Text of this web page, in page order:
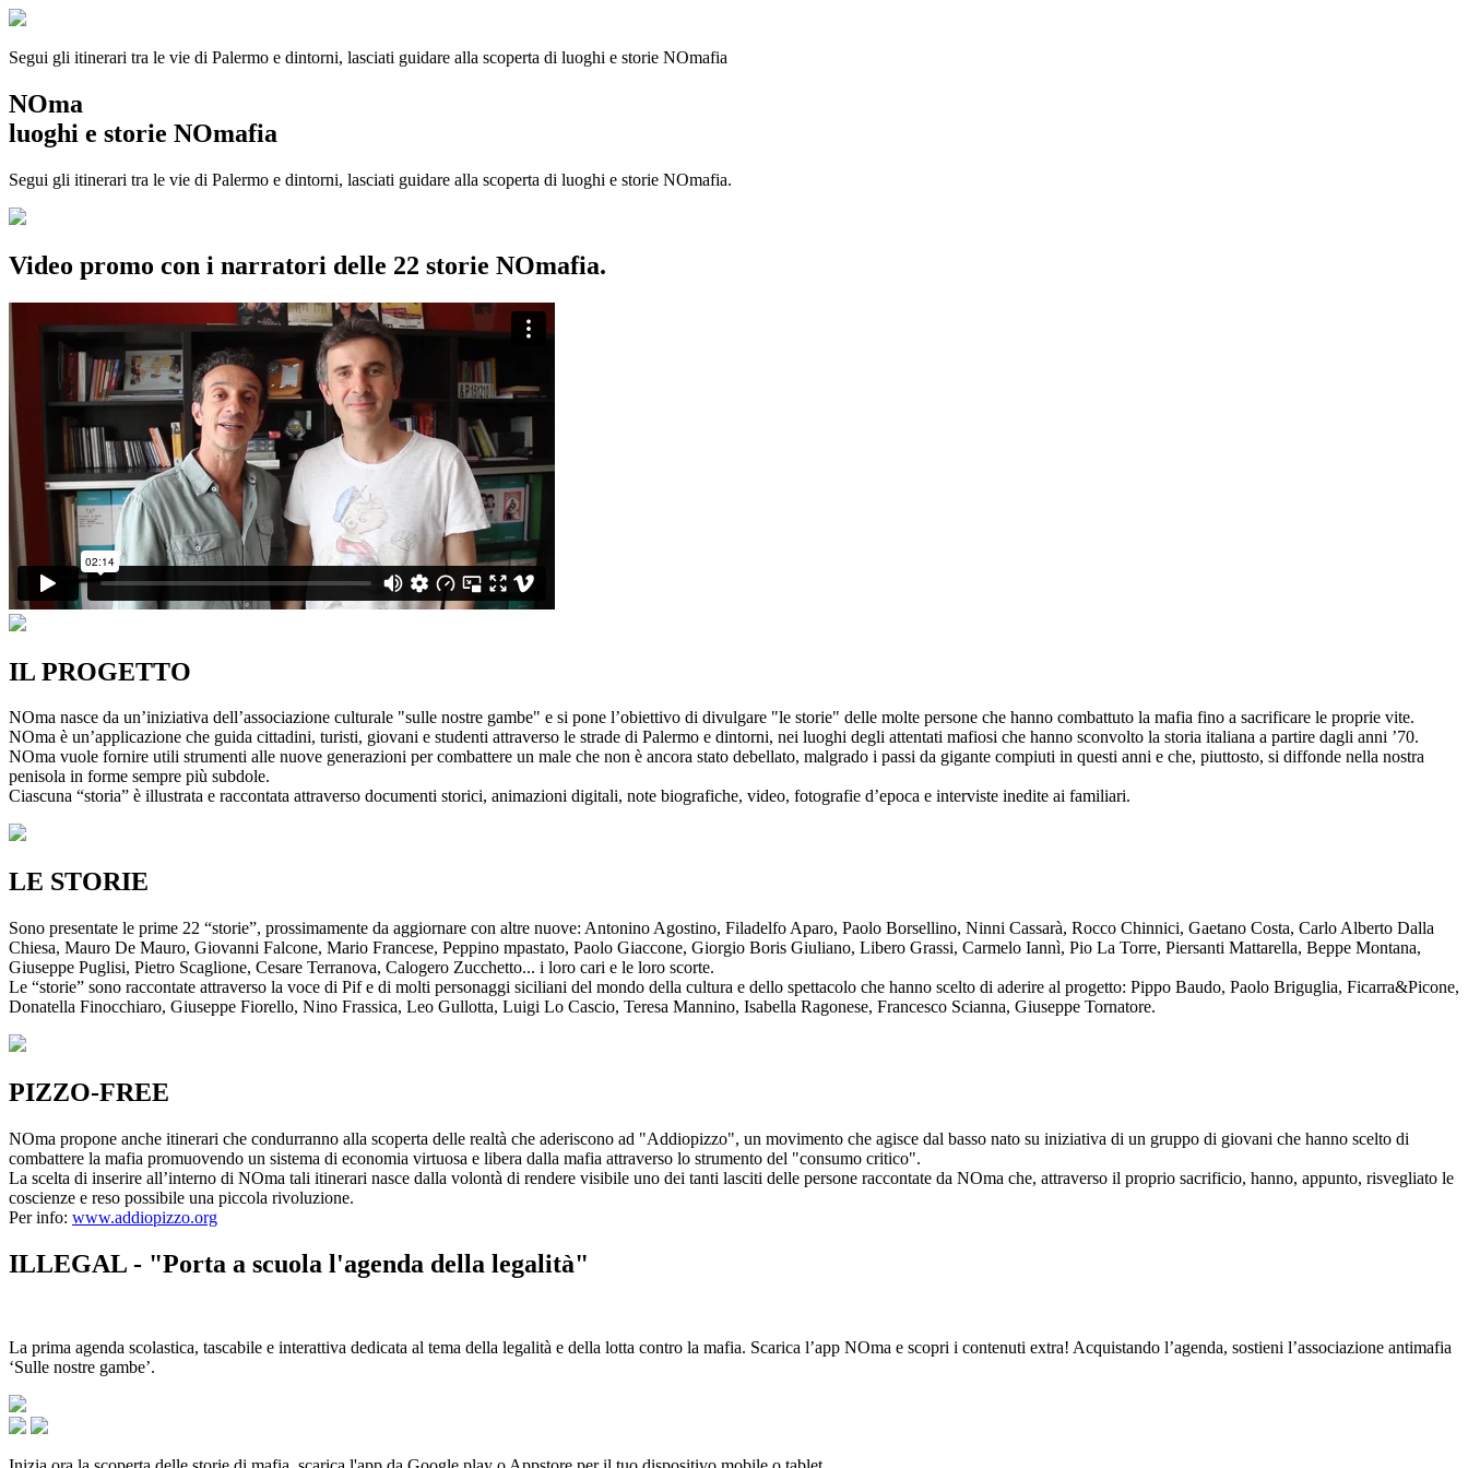
Segui gli itinerari tra le vie di Palermo e dintorni, lasciati guidare alla scoperta di luoghi e storie NOmafia
NOma
luoghi e storie NOmafia
Segui gli itinerari tra le vie di Palermo e dintorni, lasciati guidare alla scoperta di luoghi e storie NOmafia.
Video promo con i narratori delle 22 storie NOmafia.
IL PROGETTO
NOma nasce da un’iniziativa dell’associazione culturale "sulle nostre gambe" e si pone l’obiettivo di divulgare "le storie" delle molte persone che hanno combattuto la mafia fino a sacrificare le proprie vite.
NOma è un’applicazione che guida cittadini, turisti, giovani e studenti attraverso le strade di Palermo e dintorni, nei luoghi degli attentati mafiosi che hanno sconvolto la storia italiana a partire dagli anni ’70.
NOma vuole fornire utili strumenti alle nuove generazioni per combattere un male che non è ancora stato debellato, malgrado i passi da gigante compiuti in questi anni e che, piuttosto, si diffonde nella nostra
penisola in forme sempre più subdole.
Ciascuna “storia” è illustrata e raccontata attraverso documenti storici, animazioni digitali, note biografiche, video, fotografie d’epoca e interviste inedite ai familiari.
LE STORIE
Sono presentate le prime 22 “storie”, prossimamente da aggiornare con altre nuove: Antonino Agostino, Filadelfo Aparo, Paolo Borsellino, Ninni Cassarà, Rocco Chinnici, Gaetano Costa, Carlo Alberto Dalla
Chiesa, Mauro De Mauro, Giovanni Falcone, Mario Francese, Peppino mpastato, Paolo Giaccone, Giorgio Boris Giuliano, Libero Grassi, Carmelo Iannì, Pio La Torre, Piersanti Mattarella, Beppe Montana,
Giuseppe Puglisi, Pietro Scaglione, Cesare Terranova, Calogero Zucchetto... i loro cari e le loro scorte.
Le “storie” sono raccontate attraverso la voce di Pif e di molti personaggi siciliani del mondo della cultura e dello spettacolo che hanno scelto di aderire al progetto: Pippo Baudo, Paolo Briguglia, Ficarra&Picone,
Donatella Finocchiaro, Giuseppe Fiorello, Nino Frassica, Leo Gullotta, Luigi Lo Cascio, Teresa Mannino, Isabella Ragonese, Francesco Scianna, Giuseppe Tornatore.
PIZZO-FREE
NOma propone anche itinerari che condurranno alla scoperta delle realtà che aderiscono ad "Addiopizzo", un movimento che agisce dal basso nato su iniziativa di un gruppo di giovani che hanno scelto di
combattere la mafia promuovendo un sistema di economia virtuosa e libera dalla mafia attraverso lo strumento del "consumo critico".
La scelta di inserire all’interno di NOma tali itinerari nasce dalla volontà di rendere visibile uno dei tanti lasciti delle persone raccontate da NOma che, attraverso il proprio sacrificio, hanno, appunto, risvegliato le
coscienze e reso possibile una piccola rivoluzione.
Per info: www.addiopizzo.org
ILLEGAL - "Porta a scuola l'agenda della legalità"
La prima agenda scolastica, tascabile e interattiva dedicata al tema della legalità e della lotta contro la mafia. Scarica l’app NOma e scopri i contenuti extra! Acquistando l’agenda, sostieni l’associazione antimafia
‘Sulle nostre gambe’.